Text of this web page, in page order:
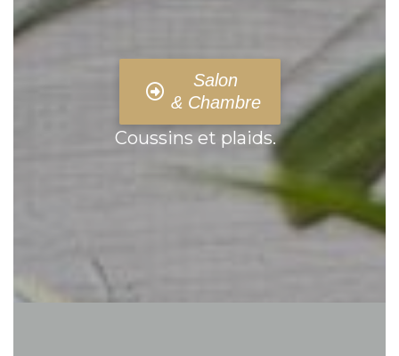
Salon
& Chambre
Coussins et plaids.